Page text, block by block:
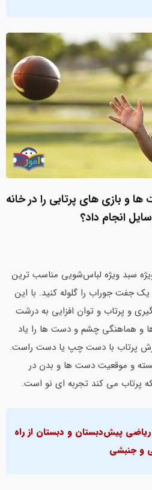
و بازی های پرتابی را در خانه
انجام داد؟
سبد ویژه لباس‌شویی مناسب ترین
یک جفت جوراب را گلوله کنید. با این
و پرتاب و توان افزایی به درشت
هماهنگی چشم و دست ها را یاد
پرتاب با دست چپ یا دست راست.
و موقعیت دست ها و بدن در
پرتاب می کند تجربه ای نو است.
پیش‌دبستان و دبستان از راه
و جنبشی